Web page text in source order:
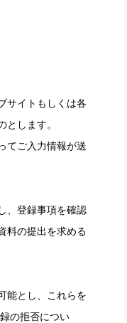
サイトもしくは各
します。
てご入力情報が送
、登録事項を確認
料の提出を求める
能とし、これらを
の拒否につい